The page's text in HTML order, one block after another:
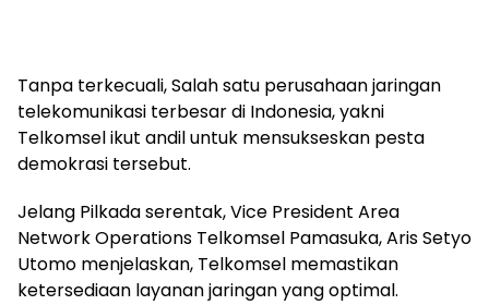
Tanpa terkecuali, Salah satu perusahaan jaringan
telekomunikasi terbesar di Indonesia, yakni
Telkomsel ikut andil untuk mensukseskan pesta
demokrasi tersebut.
Jelang Pilkada serentak, Vice President Area
Network Operations Telkomsel Pamasuka, Aris Setyo
Utomo menjelaskan, Telkomsel memastikan
ketersediaan layanan jaringan yang optimal.